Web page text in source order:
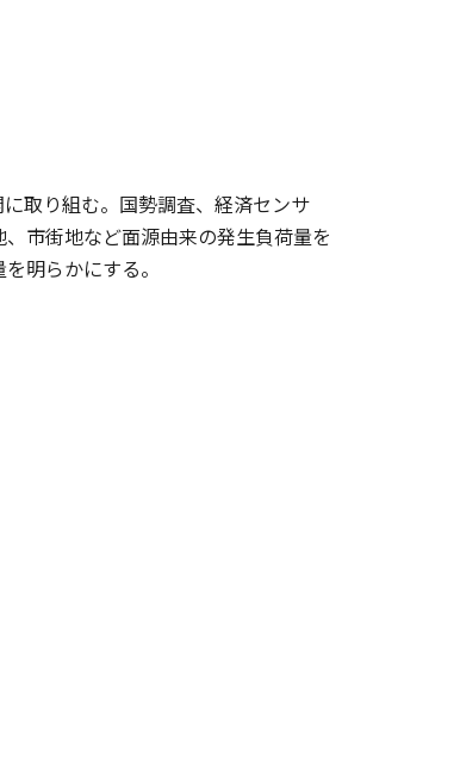
取り組む。国勢調査、経済センサ
市街地など面源由来の発生負荷量を
明らかにする。